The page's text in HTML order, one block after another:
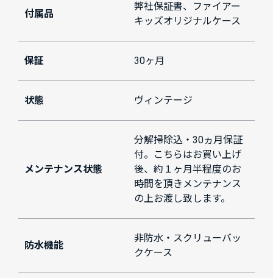
付属品
弊社保証書、ファイアー
キッズオリジナルケース
保証 30ヶ月
状態 ヴィンテージ
メンテナンス状態
分解掃除込・30ヵ月保証
付。こちらはお買い上げ
後、約１ヶ月半程度のお
時間を頂きメンテナンス
の上お渡し致します。
防水機能
非防水・スクリューバッ
クケース